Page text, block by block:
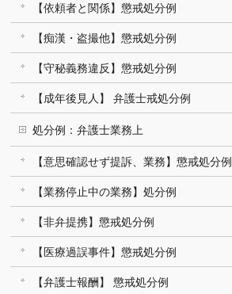
【依頼者と関係】懲戒処分例
【痴漢・盗撮他】懲戒処分例
【守秘義務違反】懲戒処分例
【成年後見人】 弁護士戒処分例
処分例：弁護士業務上
【意思確認せず提訴、業務】懲戒処分例
【業務停止中の業務】処分例
【非弁提携】懲戒処分例
【医療過誤事件】懲戒処分例
【弁護士報酬】 懲戒処分例